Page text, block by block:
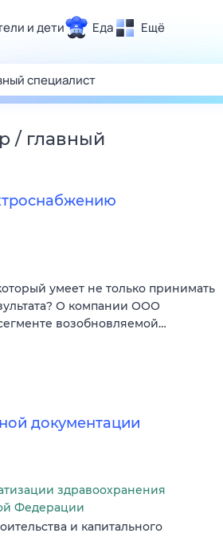
и дети Еда Ещё
и отдых
Спорт
/ главный
умеет не только принимать
О компании ООО
возобновляемой…
документации
здравоохранения
Федерации
и капитального